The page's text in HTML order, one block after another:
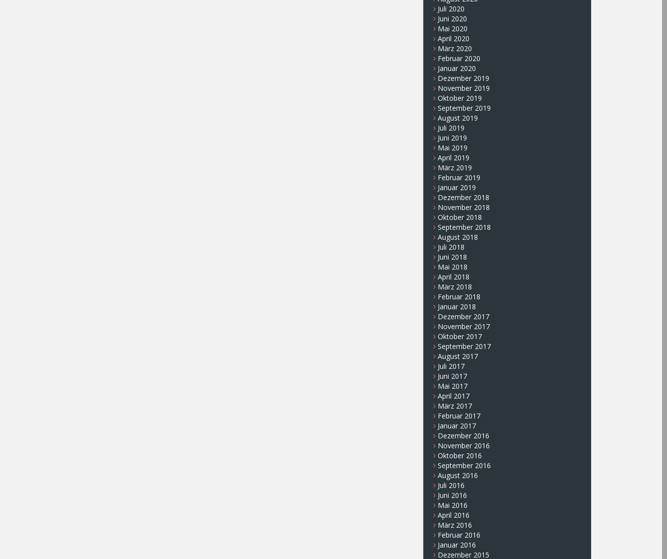
Juli 2020
Juni 2020
Mai 2020
April 2020
März 2020
Februar 2020
Januar 2020
Dezember 2019
November 2019
Oktober 2019
September 2019
August 2019
Juli 2019
Juni 2019
Mai 2019
April 2019
März 2019
Februar 2019
Januar 2019
Dezember 2018
November 2018
Oktober 2018
September 2018
August 2018
Juli 2018
Juni 2018
Mai 2018
April 2018
März 2018
Februar 2018
Januar 2018
Dezember 2017
November 2017
Oktober 2017
September 2017
August 2017
Juli 2017
Juni 2017
Mai 2017
April 2017
März 2017
Februar 2017
Januar 2017
Dezember 2016
November 2016
Oktober 2016
September 2016
August 2016
Juli 2016
Juni 2016
Mai 2016
April 2016
März 2016
Februar 2016
Januar 2016
Dezember 2015